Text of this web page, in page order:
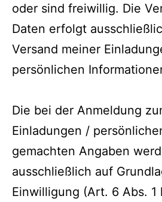
oder sind freiwillig. Die
Daten erfolgt
Versand meiner
persönlichen
Die bei der Anmeldung
Einladungen /
gemachten Angaben
ausschließlich auf
Einwilligung (Art. 6 Abs. 1